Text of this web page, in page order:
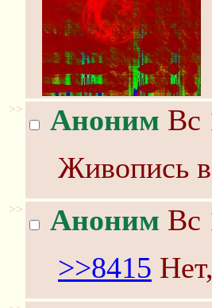
>> Аноним Вс
Живопись в
>> Аноним Вс
>>8415